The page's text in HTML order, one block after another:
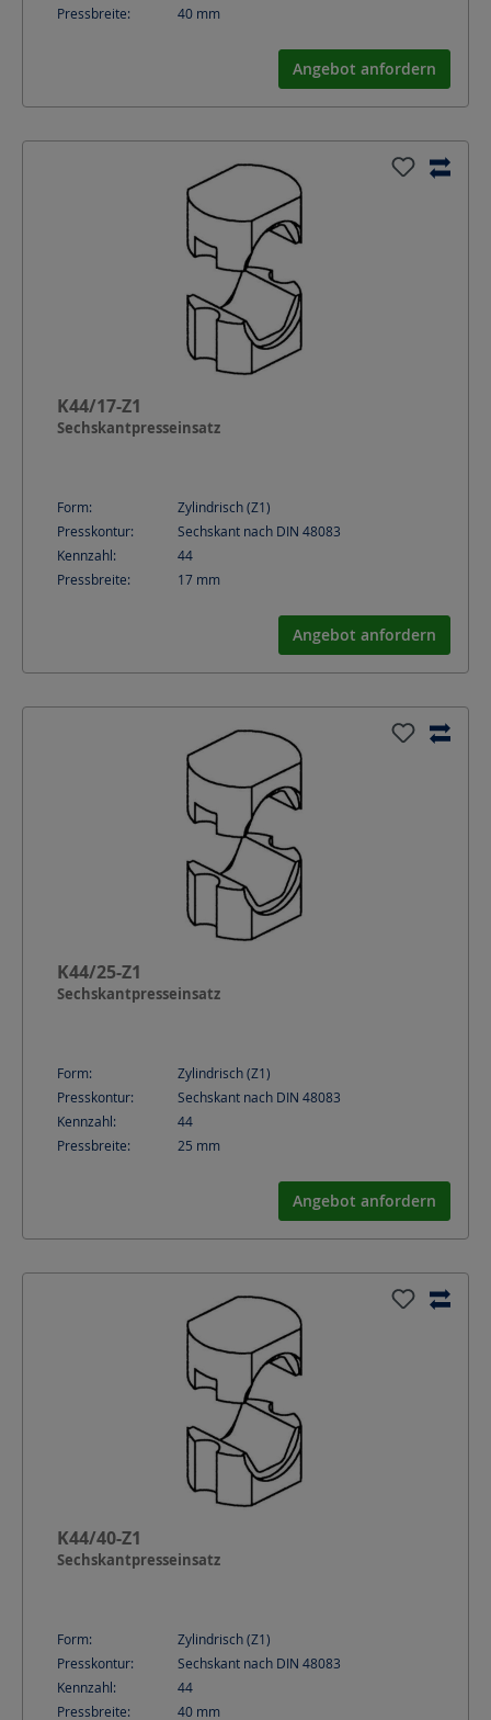
Pressbreite:
40 mm
Angebot anfordern
K44/17-Z1
Sechskantpresseinsatz
Form:
Zylindrisch (Z1)
Presskontur:
Sechskant nach DIN 48083
Kennzahl:
44
Pressbreite:
17 mm
Angebot anfordern
K44/25-Z1
Sechskantpresseinsatz
Form:
Zylindrisch (Z1)
Presskontur:
Sechskant nach DIN 48083
Kennzahl:
44
Pressbreite:
25 mm
Angebot anfordern
K44/40-Z1
Sechskantpresseinsatz
Form:
Zylindrisch (Z1)
Presskontur:
Sechskant nach DIN 48083
Kennzahl:
44
Pressbreite:
40 mm